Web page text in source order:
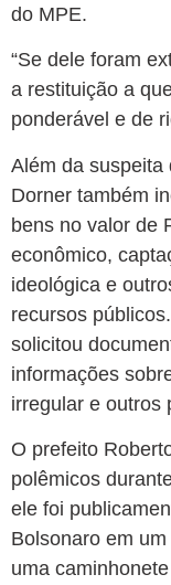
do MPE.
“Se dele foram
a restituição a
ponderável e de
Além da suspeita
Dorner também
bens no valor de
econômico,
ideológica e
recursos
solicitou
informações
irregular e outros
O prefeito
polêmicos
ele foi
Bolsonaro em
uma